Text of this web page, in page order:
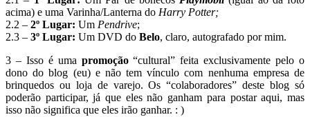
acima) e uma Varinha/Lanterna do Harry Potter;
2.2 – 2º Lugar: Um Pendrive;
2.3 – 3º Lugar: Um DVD do Belo, claro, autografado por mim.
3 – Isso é uma promoção“cultural” feita exclusivamente pelo o
dono do blog (eu) e não tem vínculo com nenhuma empresa de
brinquedos ou loja de varejo. Os “colaboradores” deste blog só
poderão participar, já que eles não ganham para postar aqui, mas
isso não significa que eles irão ganhar. : )